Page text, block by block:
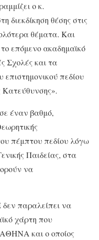
ο κ.
διεκδίκηση θέσης στις
θέματα. Και
επόμενο ακαδημαϊκό
Σχολές και τα
πεδίου
Κατεύθυνσης».
έναν βαθμό,
πέμπτου πεδίου λόγω
Παιδείας, στα
να
παραλείπει να
χάρτη που
και ο οποίος